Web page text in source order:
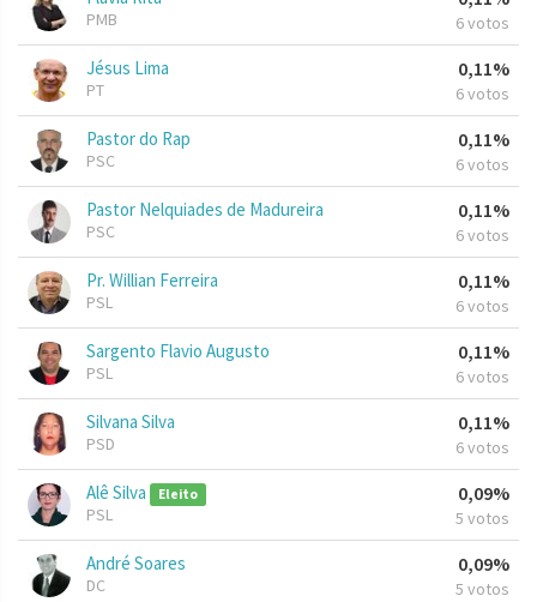
PMB 6 votos
Jésus Lima
PT
0,11%
6 votos
Pastor do Rap
PSC
0,11%
6 votos
Pastor Nelquiades de Madureira
PSC
0,11%
6 votos
Pr. Willian Ferreira
PSL
0,11%
6 votos
Sargento Flavio Augusto
PSL
0,11%
6 votos
Silvana Silva
PSD
0,11%
6 votos
Alê Silva Eleito
PSL
0,09%
5 votos
André Soares
DC
0,09%
5 votos